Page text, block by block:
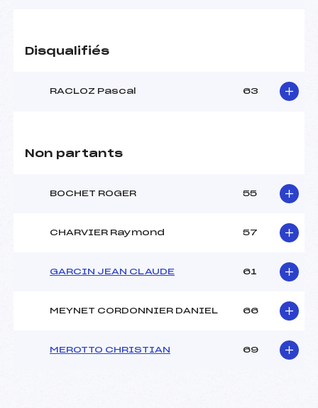
Disqualifiés
RACLOZ Pascal 63
Non partants
BOCHET ROGER 55
CHARVIER Raymond 57
GARCIN JEAN CLAUDE 61
MEYNET CORDONNIER DANIEL 66
MEROTTO CHRISTIAN 69